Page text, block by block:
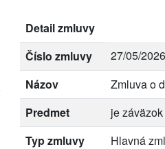
Detail zmluvy
Číslo zmluvy
27/05/2026
Názov
Zmluva o
Predmet
je
Typ zmluvy
Hlavná